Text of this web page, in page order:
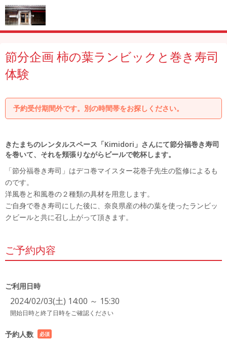
節分企画 柿の葉ランビックと巻き寿司
体験
予約受付期間外です。別の時間帯をお探しください。
きたまちのレンタルスペース「Kimidori」さんにて節分福巻き寿司
を巻いて、それを頬張りながらビールで乾杯します。
「節分福巻き寿司」はデコ巻マイスター花巻子先生の監修によるも
のです。
洋風巻と和風巻の２種類の具材を用意します。
ご自身で巻き寿司にした後に、奈良県産の柿の葉を使ったランビッ
クビールと共に召し上がって頂きます。
ご予約内容
ご利用日時
2024/02/03(土) 14:00 ～ 15:30
開始日時と終了日時をご確認ください
予約人数
必須